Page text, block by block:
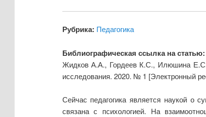
Рубрика: Педагогика
Библиографическая ссылка на статью:
Жидков А.А., Гордеев К.С., Илюшина
исследования. 2020. № 1 [Электронный
Сейчас педагогика является наукой о
связана с психологией. На